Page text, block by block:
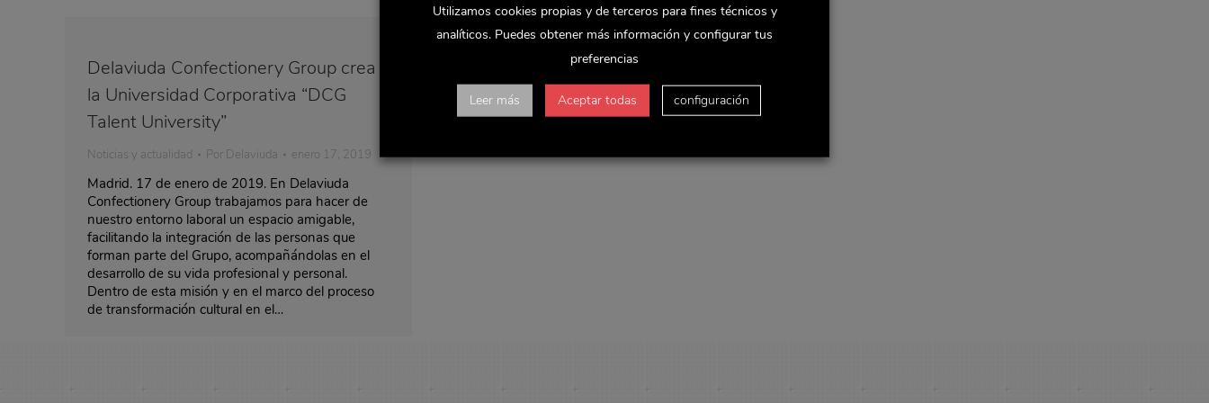
Delaviuda Confectionery Group crea
la Universidad Corporativa “DCG
Talent University”
Noticias y actualidad Por Delaviuda enero 17, 2019
Madrid. 17 de enero de 2019. En Delaviuda
Confectionery Group trabajamos para hacer de
nuestro entorno laboral un espacio amigable,
facilitando la integración de las personas que
forman parte del Grupo, acompañándolas en el
desarrollo de su vida profesional y personal.
Dentro de esta misión y en el marco del proceso
de transformación cultural en el…
Utilizamos cookies propias y de terceros para fines técnicos y
analíticos. Puedes obtener más información y configurar tus
preferencias
Leer más Aceptar todas configuración